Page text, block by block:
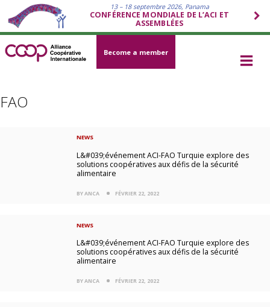
13 – 18 septembre 2026, Panama
CONFÉRENCE MONDIALE DE L’ACI ET
ASSEMBLÉES
Become a member
FAO
NEWS
L&#039;événement ACI-FAO Turquie explore des
solutions coopératives aux défis de la sécurité
alimentaire
BY ANCA FÉVRIER 22, 2022
NEWS
L&#039;événement ACI-FAO Turquie explore des
solutions coopératives aux défis de la sécurité
alimentaire
BY ANCA FÉVRIER 22, 2022